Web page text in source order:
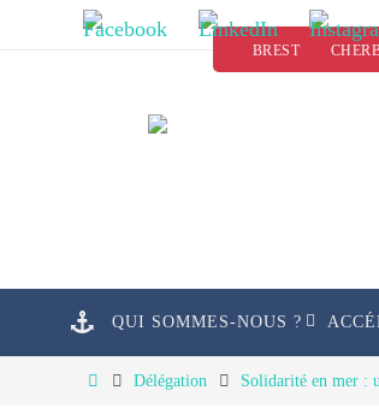
BREST
QUI SOMMES-NOUS ?
HomeDélégation Solidarité en mer :